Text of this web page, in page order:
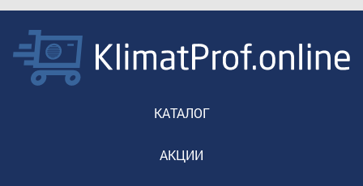
КАТАЛОГ
АКЦИИ